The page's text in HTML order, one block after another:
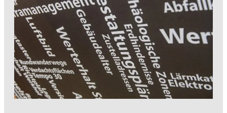
Baurecht
Baupolizei
Feuerpolizei
Zivilschutz
Liegenschaftsentwässerung
analysieren und visualisieren